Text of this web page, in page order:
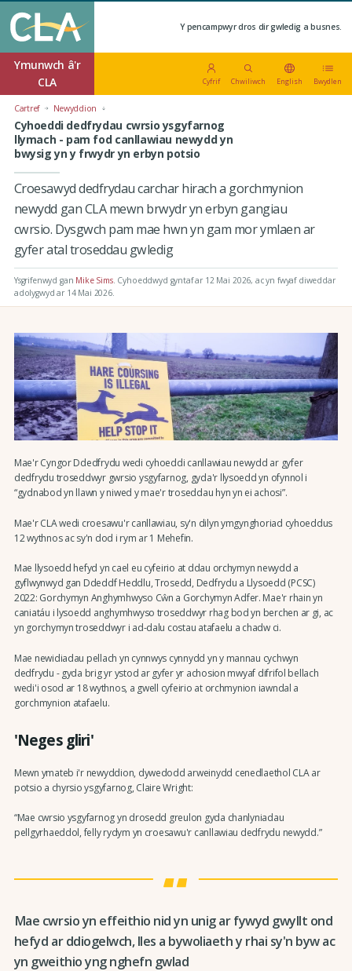
Y pencampwyr dros dir gwledig a busnes.
Ymunwch â'r
CLA
Cyfrif Chwiliwch English Bwydlen
Cartref Newyddion
Cyhoeddi dedfrydau cwrsio ysgyfarnog
llymach - pam fod canllawiau newydd yn
bwysig yn y frwydr yn erbyn potsio
Croesawyd dedfrydau carchar hirach a gorchmynion
newydd gan CLA mewn brwydr yn erbyn gangiau
cwrsio. Dysgwch pam mae hwn yn gam mor ymlaen ar
gyfer atal troseddau gwledig
Ysgrifenwyd gan Mike Sims. Cyhoeddwyd gyntaf ar 12 Mai 2026, ac yn fwyaf diweddar
adolygwyd ar 14 Mai 2026.
Mae'r Cyngor Ddedfrydu wedi cyhoeddi canllawiau newydd ar gyfer
dedfrydu troseddwyr gwrsio ysgyfarnog, gyda'r llysoedd yn ofynnol i
“gydnabod yn llawn y niwed y mae'r troseddau hyn yn ei achosi”.
Mae'r CLA wedi croesawu'r canllawiau, sy'n dilyn ymgynghoriad cyhoeddus
12 wythnos ac sy'n dod i rym ar 1 Mehefin.
Mae llysoedd hefyd yn cael eu cyfeirio at ddau orchymyn newydd a
gyflwynwyd gan Ddeddf Heddlu, Trosedd, Dedfrydu a Llysoedd (PCSC)
2022: Gorchymyn Anghymhwyso Cŵn a Gorchymyn Adfer. Mae'r rhain yn
caniatáu i lysoedd anghymhwyso troseddwyr rhag bod yn berchen ar gi, ac
yn gorchymyn troseddwyr i ad-dalu costau atafaelu a chadw ci.
Mae newidiadau pellach yn cynnwys cynnydd yn y mannau cychwyn
dedfrydu - gyda brig yr ystod ar gyfer yr achosion mwyaf difrifol bellach
wedi'i osod ar 18 wythnos, a gwell cyfeirio at orchmynion iawndal a
gorchmynion atafaelu.
'Neges gliri'
Mewn ymateb i'r newyddion, dywedodd arweinydd cenedlaethol CLA ar
potsio a chyrsio ysgyfarnog, Claire Wright:
“Mae cwrsio ysgyfarnog yn drosedd greulon gyda chanlyniadau
pellgyrhaeddol, felly rydym yn croesawu'r canllawiau dedfrydu newydd.”
Mae cwrsio yn effeithio nid yn unig ar fywyd gwyllt ond
hefyd ar ddiogelwch, lles a bywoliaeth y rhai sy'n byw ac
yn gweithio yng nghefn gwlad